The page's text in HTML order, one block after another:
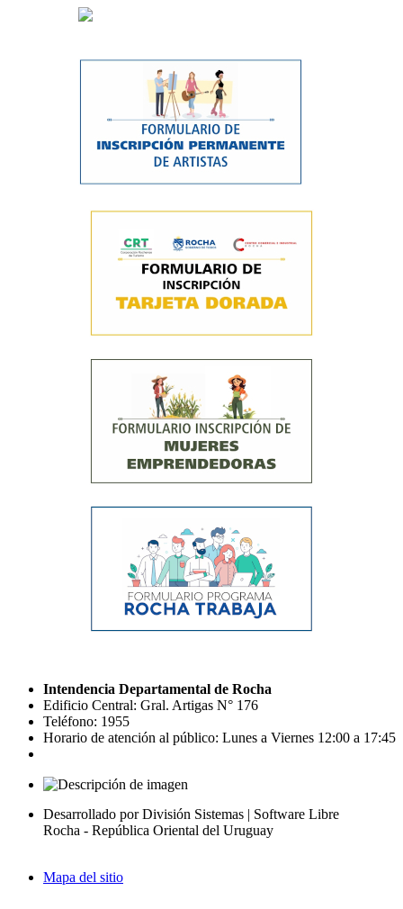
Intendencia Departamental de Rocha
Edificio Central: Gral. Artigas N° 176
Teléfono: 1955
Horario de atención al público: Lunes a Viernes 12:00 a 17:45
Desarrollado por División Sistemas | Software Libre
Rocha - República Oriental del Uruguay
Mapa del sitio